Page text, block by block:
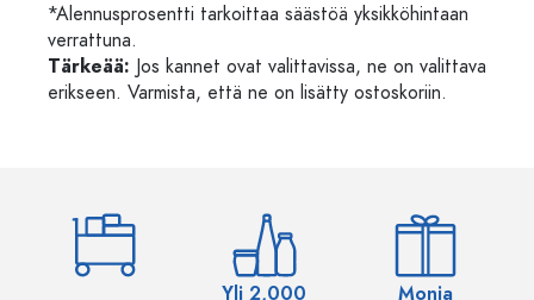
*Alennusprosentti tarkoittaa säästöä yksikköhintaan
verrattuna.
Tärkeää: Jos kannet ovat valittavissa, ne on valittava
erikseen. Varmista, että ne on lisätty ostoskoriin.
Yli 2,000
Monia